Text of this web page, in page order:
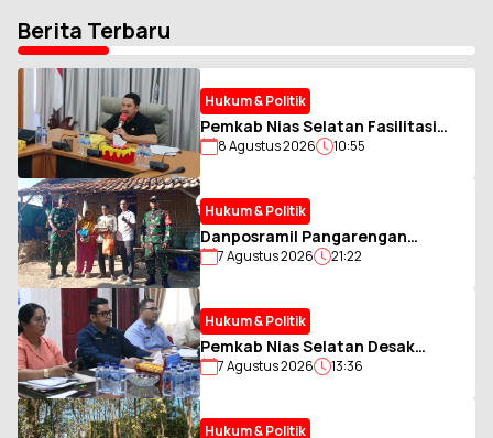
Berita Terbaru
Hukum & Politik
Pemkab Nias Selatan Fasilitasi
Pengumpulan Zakat ASN Muslim,
8 Agustus 2026 10:55
Hukum & Politik
Danposramil Pangarengan
Gandeng AWAS Salurkan Bantuan
7 Agustus 2026 21:22
Hukum & Politik
Pemkab Nias Selatan Desak
Tambahan Kuota LPG 3 Kg, Soroti
Aktivitas Warga
7 Agustus 2026 13:36
Hukum & Politik